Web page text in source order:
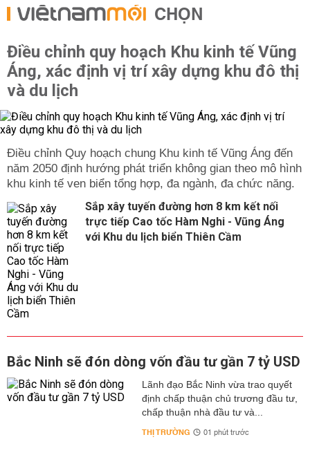
CHỌN
Điều chỉnh quy hoạch Khu kinh tế Vũng
Áng, xác định vị trí xây dựng khu đô thị
và du lịch
Điều chỉnh Quy hoạch chung Khu kinh tế Vũng Áng đến
năm 2050 định hướng phát triển không gian theo mô hình
khu kinh tế ven biển tổng hợp, đa ngành, đa chức năng.
Sắp xây tuyến đường hơn 8 km kết nối
trực tiếp Cao tốc Hàm Nghi - Vũng Áng
với Khu du lịch biển Thiên Cầm
Bắc Ninh sẽ đón dòng vốn đầu tư gần 7 tỷ USD
Lãnh đạo Bắc Ninh vừa trao quyết
định chấp thuận chủ trương đầu tư,
chấp thuận nhà đầu tư và...
THỊ TRƯỜNG 01 phút trước